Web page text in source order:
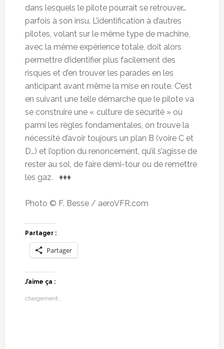
dans lesquels le pilote pourrait se retrouver…
parfois à son insu. L’identification à d’autres
pilotes, volant sur le même type de machine,
avec la même expérience totale, doit alors
permettre d’identifier plus facilement des
risques et d’en trouver les parades en les
anticipant avant même la mise en route. C’est
en suivant une telle démarche que le pilote va
se construire une « culture de sécurité » où
parmi les règles fondamentales, on trouve la
nécessité d’avoir toujours un plan B (voire C et
D…) et l’option du renoncement, qu’il s’agisse de
rester au sol, de faire demi-tour ou de remettre
les gaz. ♦♦♦
Photo © F. Besse / aeroVFR.com
Partager :
Partager
J’aime ça :
chargement…